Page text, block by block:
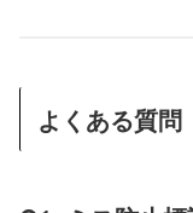
よくある質問